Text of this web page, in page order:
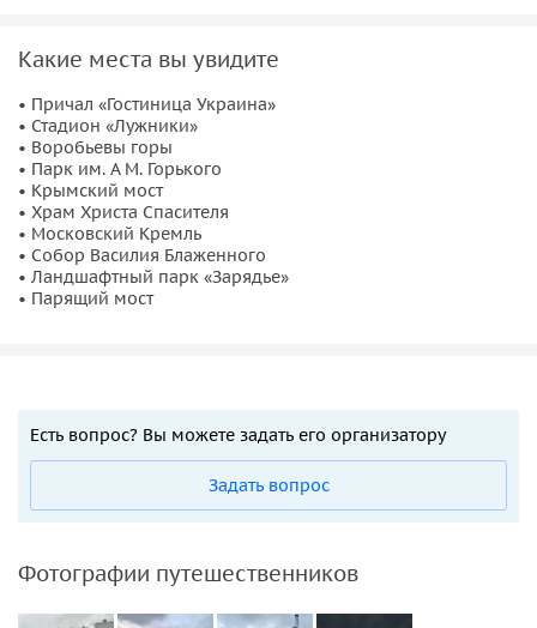
Какие места вы увидите
• Причал «Гостиница Украина»
• Стадион «Лужники»
• Воробьевы горы
• Парк им. А М. Горького
• Крымский мост
• Храм Христа Спасителя
• Московский Кремль
• Собор Василия Блаженного
• Ландшафтный парк «Зарядье»
• Парящий мост
Есть вопрос? Вы можете задать его организатору
Задать вопрос
Фотографии путешественников